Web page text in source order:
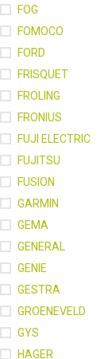
FOG
FOMOCO
FORD
FRISQUET
FROLING
FRONIUS
FUJI ELECTRIC
FUJITSU
FUSION
GARMIN
GEMA
GENERAL
GENIE
GESTRA
GROENEVELD
GYS
HAGER